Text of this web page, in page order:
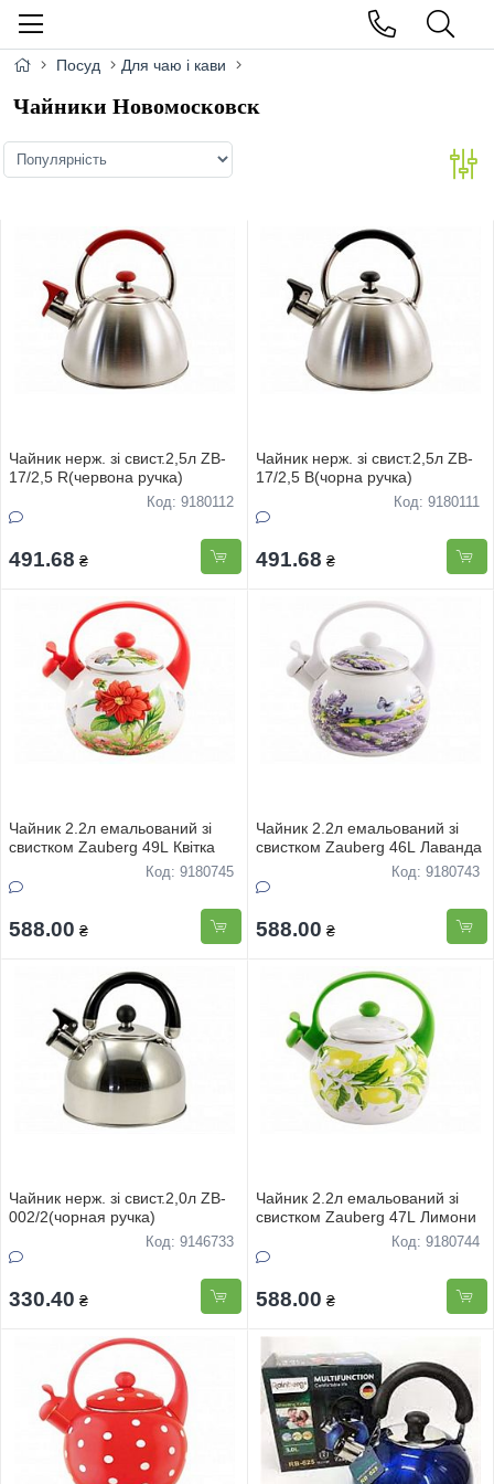
Посуд Для чаю і кави
Чайники Новомосковск
Чайник нерж. зі свист.2,5л ZB-
17/2,5 R(червона ручка)
Код: 9180112
491.68 ₴
Чайник нерж. зі свист.2,5л ZB-
17/2,5 В(чорна ручка)
Код: 9180111
491.68 ₴
Чайник 2.2л емальований зі
свистком Zauberg 49L Квiтка
Код: 9180745
588.00 ₴
Чайник 2.2л емальований зі
свистком Zauberg 46L Лаванда
Код: 9180743
588.00 ₴
Чайник нерж. зі свист.2,0л ZB-
002/2(чорная ручка)
Код: 9146733
330.40 ₴
Чайник 2.2л емальований зі
свистком Zauberg 47L Лимони
Код: 9180744
588.00 ₴